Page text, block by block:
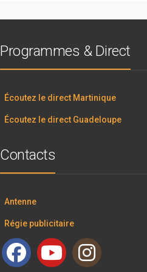
Programmes & Direct
Écoutez le direct Martinique
Écoutez le direct Guadeloupe
Contacts
Antenne
Régie publicitaire